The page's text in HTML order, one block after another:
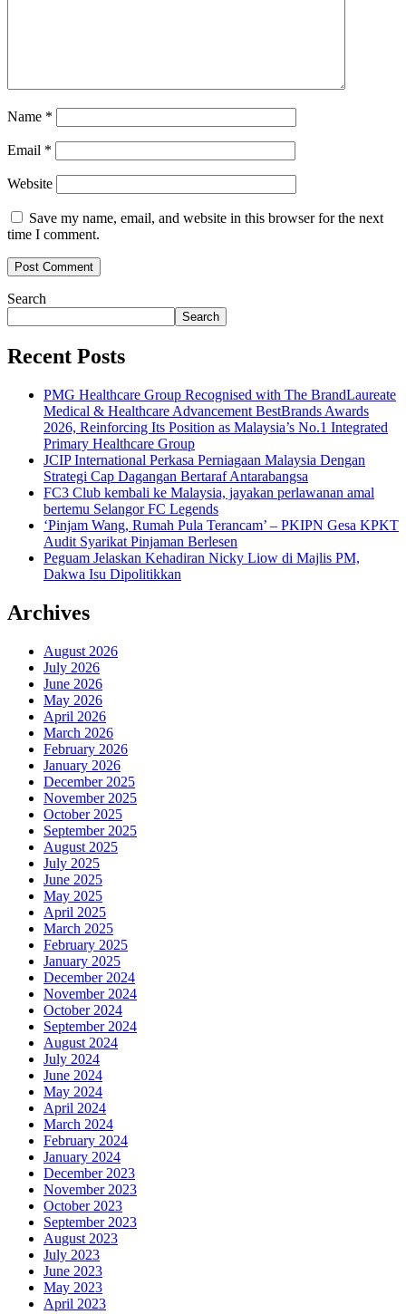
Name *
Email *
Website
Save my name, email, and website in this browser for the next
time I comment.
Search
Search
Recent Posts
PMG Healthcare Group Recognised with The BrandLaureate
Medical & Healthcare Advancement BestBrands Awards
2026, Reinforcing Its Position as Malaysia’s No.1 Integrated
Primary Healthcare Group
JCIP International Perkasa Perniagaan Malaysia Dengan
Strategi Cap Dagangan Bertaraf Antarabangsa
FC3 Club kembali ke Malaysia, jayakan perlawanan amal
bertemu Selangor FC Legends
‘Pinjam Wang, Rumah Pula Terancam’ – PKIPN Gesa KPKT
Audit Syarikat Pinjaman Berlesen
Peguam Jelaskan Kehadiran Nicky Liow di Majlis PM,
Dakwa Isu Dipolitikkan
Archives
August 2026
July 2026
June 2026
May 2026
April 2026
March 2026
February 2026
January 2026
December 2025
November 2025
October 2025
September 2025
August 2025
July 2025
June 2025
May 2025
April 2025
March 2025
February 2025
January 2025
December 2024
November 2024
October 2024
September 2024
August 2024
July 2024
June 2024
May 2024
April 2024
March 2024
February 2024
January 2024
December 2023
November 2023
October 2023
September 2023
August 2023
July 2023
June 2023
May 2023
April 2023